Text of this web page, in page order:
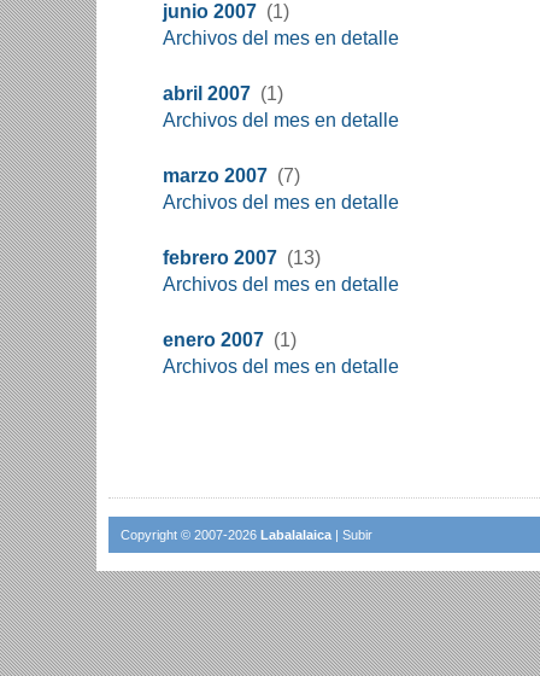
junio 2007 (1)
Archivos del mes en detalle
abril 2007 (1)
Archivos del mes en detalle
marzo 2007 (7)
Archivos del mes en detalle
febrero 2007 (13)
Archivos del mes en detalle
enero 2007 (1)
Archivos del mes en detalle
Copyright © 2007-2026 Labalalaica | Subir